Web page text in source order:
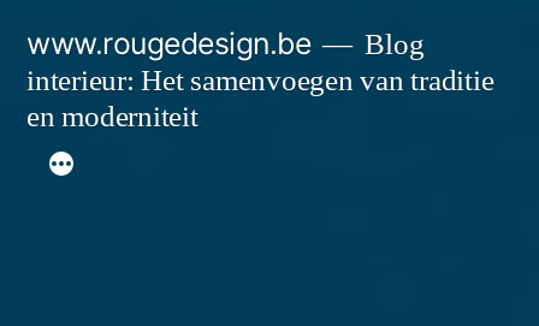
naar
inhoud
www.rougedesign.be
Blog
interieur: Het samenvoegen van traditie
en moderniteit